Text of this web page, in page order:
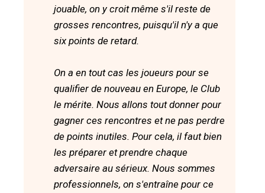
jouable, on y croit même s'il reste de
grosses rencontres, puisqu'il n'y a que
six points de retard.
On a en tout cas les joueurs pour se
qualifier de nouveau en Europe, le Club
le mérite. Nous allons tout donner pour
gagner ces rencontres et ne pas perdre
de points inutiles. Pour cela, il faut bien
les préparer et prendre chaque
adversaire au sérieux. Nous sommes
professionnels, on s'entraîne pour ce